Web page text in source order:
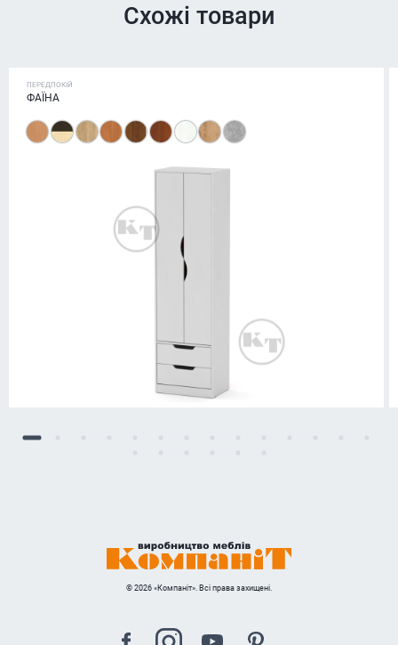
Схожі товари
ПЕРЕДПОКІЙ
ФАЇНА
© 2026 «Компаніт». Всі права захищені.